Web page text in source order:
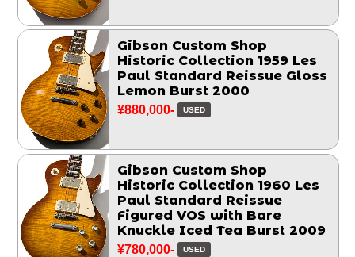
Gibson Custom Shop
Historic Collection 1959 Les
Paul Standard Reissue Gloss
Lemon Burst 2000
¥880,000- USED
Gibson Custom Shop
Historic Collection 1960 Les
Paul Standard Reissue
Figured VOS with Bare
Knuckle Iced Tea Burst 2009
¥780,000- USED